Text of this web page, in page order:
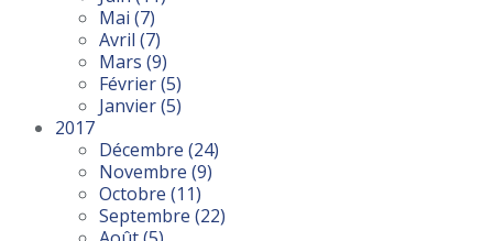
Mai (7)
Avril (7)
Mars (9)
Février(5)
Janvier(5)
2017
Décembre (24)
Novembre (9)
Octobre (11)
Septembre (22)